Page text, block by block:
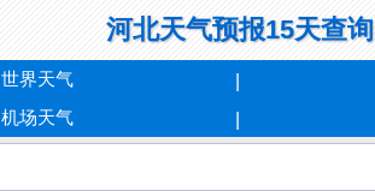
河北天气预报15天查询
世界天气
机场天气